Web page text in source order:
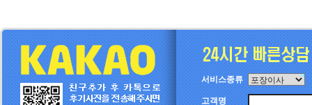
서비스종류
고객명